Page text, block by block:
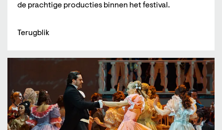
de prachtige producties binnen het festival.
Terugblik